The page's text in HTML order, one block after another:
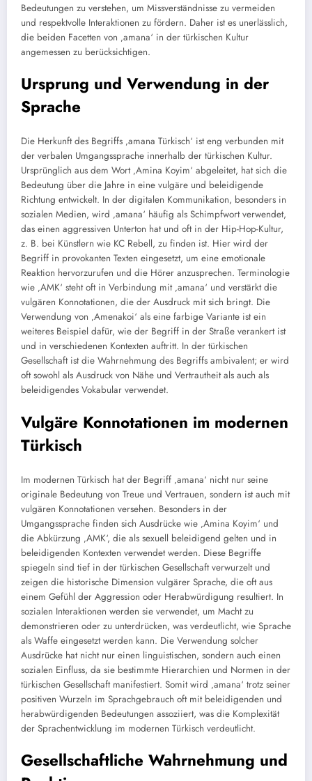
Bedeutungen zu verstehen, um Missverständnisse zu vermeiden
und respektvolle Interaktionen zu fördern. Daher ist es unerlässlich,
die beiden Facetten von ‚amana‘ in der türkischen Kultur
angemessen zu berücksichtigen.
Ursprung und Verwendung in der
Sprache
Die Herkunft des Begriffs ‚amana Türkisch‘ ist eng verbunden mit
der verbalen Umgangssprache innerhalb der türkischen Kultur.
Ursprünglich aus dem Wort ‚Amina Koyim‘ abgeleitet, hat sich die
Bedeutung über die Jahre in eine vulgäre und beleidigende
Richtung entwickelt. In der digitalen Kommunikation, besonders in
sozialen Medien, wird ‚amana‘ häufig als Schimpfwort verwendet,
das einen aggressiven Unterton hat und oft in der Hip-Hop-Kultur,
z. B. bei Künstlern wie KC Rebell, zu finden ist. Hier wird der
Begriff in provokanten Texten eingesetzt, um eine emotionale
Reaktion hervorzurufen und die Hörer anzusprechen. Terminologie
wie ‚AMK‘ steht oft in Verbindung mit ‚amana‘ und verstärkt die
vulgären Konnotationen, die der Ausdruck mit sich bringt. Die
Verwendung von ‚Amenakoi‘ als eine farbige Variante ist ein
weiteres Beispiel dafür, wie der Begriff in der Straße verankert ist
und in verschiedenen Kontexten auftritt. In der türkischen
Gesellschaft ist die Wahrnehmung des Begriffs ambivalent; er wird
oft sowohl als Ausdruck von Nähe und Vertrautheit als auch als
beleidigendes Vokabular verwendet.
Vulgäre Konnotationen im modernen
Türkisch
Im modernen Türkisch hat der Begriff ‚amana‘ nicht nur seine
originale Bedeutung von Treue und Vertrauen, sondern ist auch mit
vulgären Konnotationen versehen. Besonders in der
Umgangssprache finden sich Ausdrücke wie ‚Amina Koyim‘ und
die Abkürzung ‚AMK‘, die als sexuell beleidigend gelten und in
beleidigenden Kontexten verwendet werden. Diese Begriffe
spiegeln sind tief in der türkischen Gesellschaft verwurzelt und
zeigen die historische Dimension vulgärer Sprache, die oft aus
einem Gefühl der Aggression oder Herabwürdigung resultiert. In
sozialen Interaktionen werden sie verwendet, um Macht zu
demonstrieren oder zu unterdrücken, was verdeutlicht, wie Sprache
als Waffe eingesetzt werden kann. Die Verwendung solcher
Ausdrücke hat nicht nur einen linguistischen, sondern auch einen
sozialen Einfluss, da sie bestimmte Hierarchien und Normen in der
türkischen Gesellschaft manifestiert. Somit wird ‚amana‘ trotz seiner
positiven Wurzeln im Sprachgebrauch oft mit beleidigenden und
herabwürdigenden Bedeutungen assoziiert, was die Komplexität
der Sprachentwicklung im modernen Türkisch verdeutlicht.
Gesellschaftliche Wahrnehmung und